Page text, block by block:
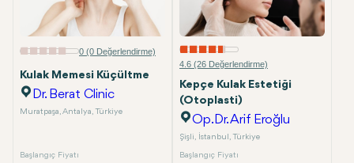
0 (0 Değerlendirme)
Kulak Memesi Küçültme
Dr. Berat Clinic
Muratpaşa, Antalya, Türkiye
Başlangıç Fiyatı
4.6 (26 Değerlendirme)
Kepçe Kulak Estetiği
(Otoplasti)
Op.Dr. Arif Eroğlu
Şişli, İstanbul, Türkiye
Başlangıç Fiyatı